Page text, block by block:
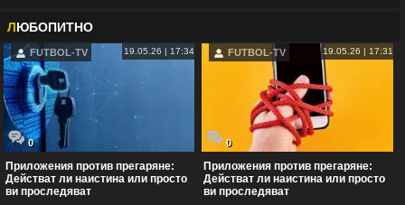
ЛЮБОПИТНО
FUTBOL-TV 19.05.26 | 17:34
0
Приложения против прегаряне:
Действат ли наистина или просто
ви проследяват
FUTBOL-TV 19.05.26 | 17:31
0
Приложения против прегаряне:
Действат ли наистина или просто
ви проследяват